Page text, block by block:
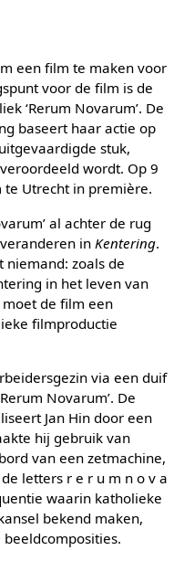
een film te maken voor
voor de film is de
‘Rerum Novarum’. De
baseert haar actie op
stuk,
wordt. Op 9
te Utrecht in première.
al achter de rug
in Kentering.
niemand: zoals de
in het leven van
de film een
filmproductie
via een duif
Novarum’. De
Jan Hin door een
hij gebruik van
van een zetmachine,
letters r e r u m n o v a
waarin katholieke
bekend maken,